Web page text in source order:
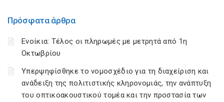
Πρόσφατα άρθρα
Ενοίκια: Τέλος οι πληρωμές με μετρητά από 1η
Οκτωβρίου
Υπερψηφίσθηκε το νομοσχέδιο για τη διαχείριση και
ανάδειξη της πολιτιστικής κληρονομιάς, την ανάπτυξη
του οπτικοακουστικού τομέα και την προστασία των